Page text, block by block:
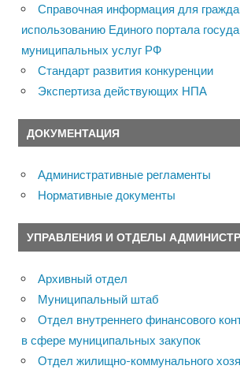
Справочная информация для
использованию Единого портала
муниципальных услуг РФ
Стандарт развития конкуренции
Экспертиза действующих НПА
ДОКУМЕНТАЦИЯ
Административные регламенты
Нормативные документы
УПРАВЛЕНИЯ И ОТДЕЛЫ
Архивный отдел
Муниципальный штаб
Отдел внутреннего финансового
в сфере муниципальных закупок
Отдел жилищно-коммунального